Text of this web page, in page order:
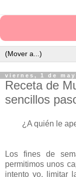
viernes, 1 de
Receta de
sencillos
¿A quién le
Los fines de
permitimos unos
intento yo, limitar